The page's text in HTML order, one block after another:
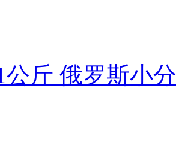
公斤 俄罗斯小